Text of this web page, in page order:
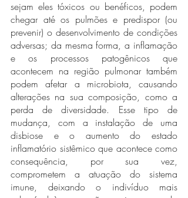
sejam eles tóxicos ou benéficos, podem
chegar até os pulmões e predispor (ou
prevenir) o desenvolvimento de condições
adversas; da mesma forma, a inflamação
e os processos patogênicos que
acontecem na região pulmonar também
podem afetar a microbiota, causando
alterações na sua composição, como a
perda de diversidade. Esse tipo de
mudança, com a instalação de uma
disbiose e o aumento do estado
inflamatório sistêmico que acontece como
consequência, por sua vez,
comprometem a atuação do sistema
imune, deixando o indivíduo mais